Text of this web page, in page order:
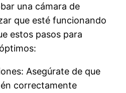
una cámara de
que esté funcionando
estos pasos para
Asegúrate de que
correctamente